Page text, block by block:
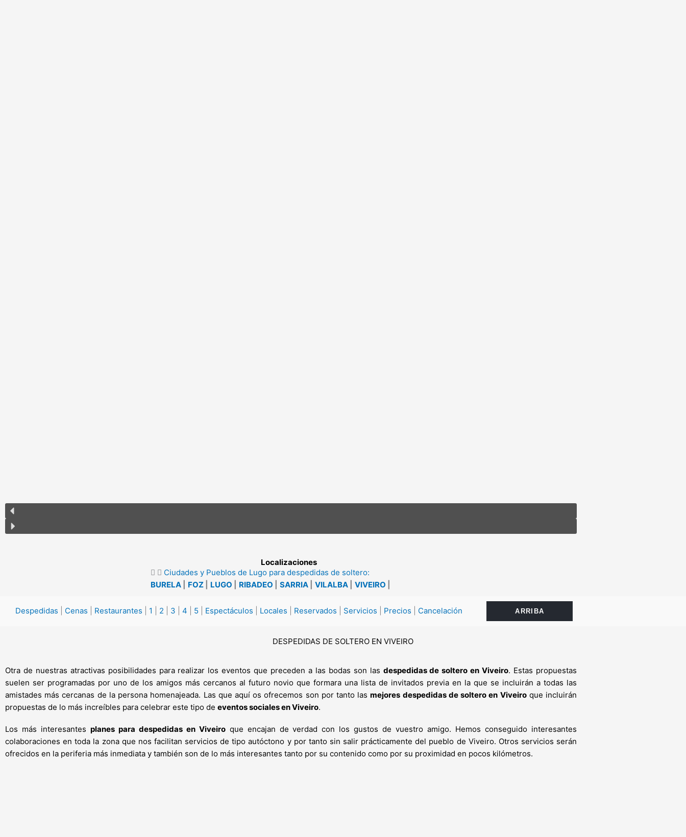
Localizaciones
Ciudades y Pueblos de Lugo para despedidas de soltero:
BURELA
FOZ LUGO RIBADEO SARRIA VILALBA VIVEIRO
Despedidas Cenas Restaurantes 1 2 3 4 5 Espectáculos Locales Reservados Servicios Precios Cancelación ARRIBA
DESPEDIDAS DE SOLTERO EN VIVEIRO
Otra de nuestras atractivas posibilidades para realizar los eventos que preceden a las bodas son las despedidas de soltero en Viveiro. Estas propuestas
suelen ser programadas por uno de los amigos más cercanos al futuro novio que formara una lista de invitados previa en la que se incluirán a todas las
amistades más cercanas de la persona homenajeada. Las que aquí os ofrecemos son por tanto lasmejores despedidas de soltero en Viveiroque incluirán
propuestas de lo más increíbles para celebrar este tipo de eventos sociales en Viveiro.
Los más interesantes planes para despedidas en Viveiroque encajan de verdad con los gustos de vuestro amigo. Hemos conseguido interesantes
colaboraciones en toda la zona que nos facilitan servicios de tipo autóctono y por tanto sin salir prácticamente del pueblo de Viveiro. Otros servicios serán
ofrecidos en la periferia más inmediata y también son de lo más interesantes tanto por su contenido como por su proximidad en pocos kilómetros.